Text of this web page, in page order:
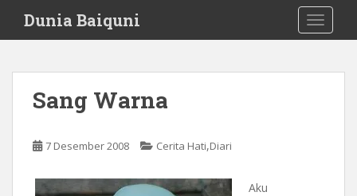
i
Dunia Baiquni
Sang Warna
7 Desember 2008 Cerita Hati,Diari
Aku